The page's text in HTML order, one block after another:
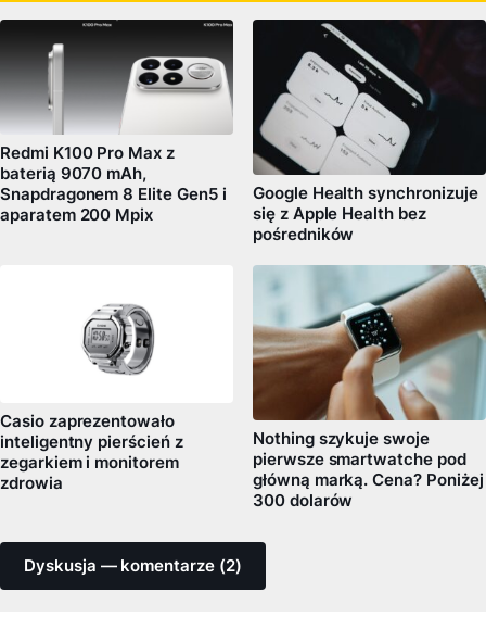
Redmi K100 Pro Max z
baterią 9070 mAh,
Snapdragonem 8 Elite Gen5 i
aparatem 200 Mpix
Google Health synchronizuje
się z Apple Health bez
pośredników
Casio zaprezentowało
inteligentny pierścień z
zegarkiem i monitorem
zdrowia
Nothing szykuje swoje
pierwsze smartwatche pod
główną marką. Cena? Poniżej
300 dolarów
Dyskusja — komentarze (2)